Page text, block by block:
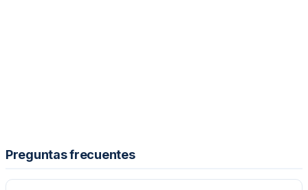
Preguntas frecuentes